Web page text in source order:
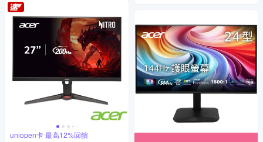
uniopen卡 最高12%回饋